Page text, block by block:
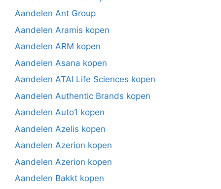
Aandelen Ant Group
Aandelen Aramis kopen
Aandelen ARM kopen
Aandelen Asana kopen
Aandelen ATAI Life Sciences kopen
Aandelen Authentic Brands kopen
Aandelen Auto1 kopen
Aandelen Azelis kopen
Aandelen Azerion kopen
Aandelen Azerion kopen
Aandelen Bakkt kopen